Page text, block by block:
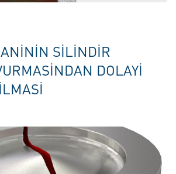
SILINDIR
DOLAYI